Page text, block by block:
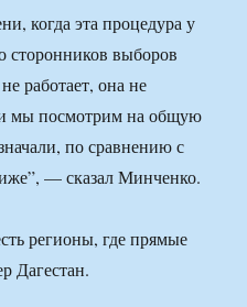
когда эта процедура у
сторонников выборов
работает, она не
мы посмотрим на общую
по сравнению с
— сказал Минченко.
регионы, где прямые
Дагестан.